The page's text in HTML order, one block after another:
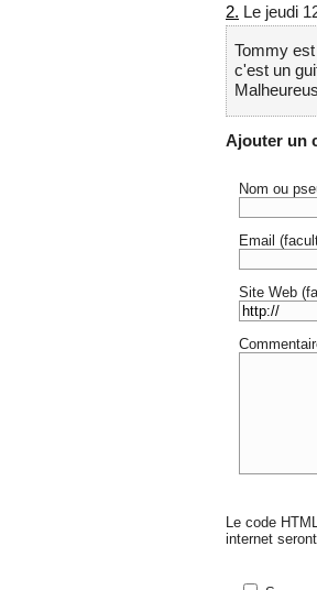
2. Le jeudi
Tommy
c'est un
Ajouter un
Nom ou
Email
Site Web
Le code
internet